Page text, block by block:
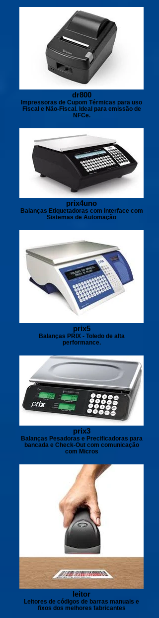
dr800
Impressoras de Cupom Térmicas para uso
Fiscal e Não-Fiscal. Ideal para emissão de
NFCe.
prix4uno
Balanças Etiquetadoras com interface com
Sistemas de Automação
prix5
Balanças PRIX - Toledo de alta
performance.
prix3
Balanças Pesadoras e Precificadoras para
bancada e Check-Out com comunicação
com Micros
leitor
Leitores de códigos de barras manuais e
fixos dos melhores fabricantes